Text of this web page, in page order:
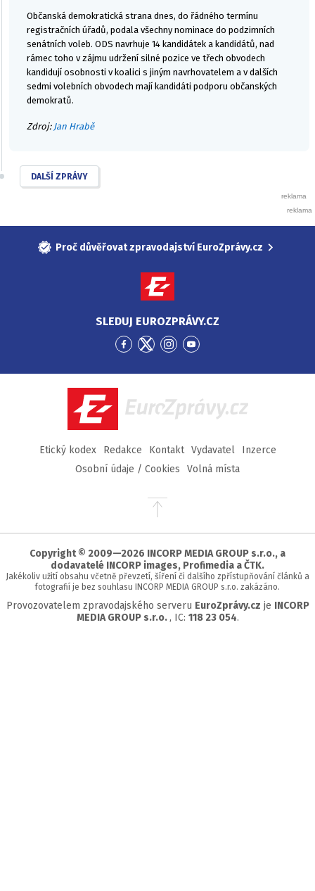
Občanská demokratická strana dnes, do řádného termínu
registračních úřadů, podala všechny nominace do podzimních
senátních voleb. ODS navrhuje 14 kandidátek a kandidátů, nad
rámec toho v zájmu udržení silné pozice ve třech obvodech
kandidují osobnosti v koalici s jiným navrhovatelem a v dalších
sedmi volebních obvodech mají kandidáti podporu občanských
demokratů.
Zdroj: Jan Hrabě
DALŠÍ ZPRÁVY
Proč důvěřovat zpravodajství EuroZprávy.cz
SLEDUJ EUROZPRÁVY.CZ
Přejít
Facebook
Přejít
Twitter
Přejít
Instagram
Přejít
YouTube
EuroZprávy.cz
Etický kodex Redakce Kontakt Vydavatel
Inzerce
Osobní údaje / Cookies
Volná místa
Přejít
stránky
Copyright © 2009—2026 INCORP MEDIA GROUP s.r.o., a
dodavatelé INCORP images, Profimedia a ČTK.
Jakékoliv užití obsahu včetně převzetí, šíření či dalšího zpřístupňování článků a
fotografií je bez souhlasu INCORP MEDIA GROUP s.r.o. zakázáno.
Provozovatelem zpravodajského serveru EuroZprávy.cz je INCORP
MEDIA GROUP s.r.o. , IC: 118 23 054.